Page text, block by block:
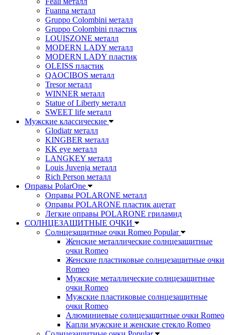
Fuanna металл
Gruppo Colombini металл
Gruppo Colombini пластик
LOUISZONE металл
MODERN LADY металл
MODERN LADY пластик
OLEISS пластик
QAOCIBOS металл
Tresor металл
WINNER металл
Statue of Liberty металл
SWEET life металл
Мужские классические
Glodiatr металл
KINGBER металл
KK eye металл
LANGKEY металл
Louis Juvenja металл
Rich Person металл
Оправы PolarOne
Оправы POLARONE металл
Оправы POLARONE пластик ацетат
Легкие оправы POLARONE гриламид
СОЛНЦЕЗАЩИТНЫЕ ОЧКИ
Солнцезащитные очки Romeo Popular
Женские металлические солнцезащитные
очки Romeo
Женские пластиковые солнцезащитные очки
Romeo
Мужские металлические солнцезащитные
очки Romeo
Мужские пластиковые солнцезащитные
очки Romeo
Алюминиевые солнцезащитные очки Romeo
Капли мужские и женские стекло Romeo